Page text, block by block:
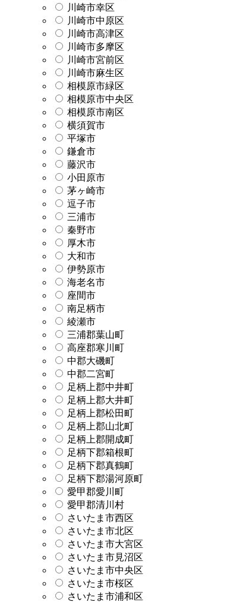
川崎市幸区
川崎市中原区
川崎市高津区
川崎市多摩区
川崎市宮前区
川崎市麻生区
相模原市緑区
相模原市中央区
相模原市南区
横須賀市
平塚市
鎌倉市
藤沢市
小田原市
茅ヶ崎市
逗子市
三浦市
秦野市
厚木市
大和市
伊勢原市
海老名市
座間市
南足柄市
綾瀬市
三浦郡葉山町
高座郡寒川町
中郡大磯町
中郡二宮町
足柄上郡中井町
足柄上郡大井町
足柄上郡松田町
足柄上郡山北町
足柄上郡開成町
足柄下郡箱根町
足柄下郡真鶴町
足柄下郡湯河原町
愛甲郡愛川町
愛甲郡清川村
さいたま市西区
さいたま市北区
さいたま市大宮区
さいたま市見沼区
さいたま市中央区
さいたま市桜区
さいたま市浦和区